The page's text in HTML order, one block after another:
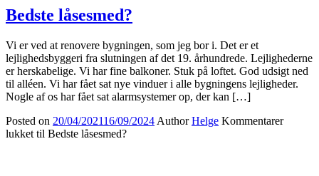
Bedste låsesmed?
Vi er ved at renovere bygningen, som jeg bor i. Det er et
lejlighedsbyggeri fra slutningen af det 19. århundrede. Lejlighederne
er herskabelige. Vi har fine balkoner. Stuk på loftet. God udsigt ned
til alléen. Vi har fået sat nye vinduer i alle bygningens lejligheder.
Nogle af os har fået sat alarmsystemer op, der kan […]
Posted on 20/04/202116/09/2024 Author Helge Kommentarer
lukket til Bedste låsesmed?